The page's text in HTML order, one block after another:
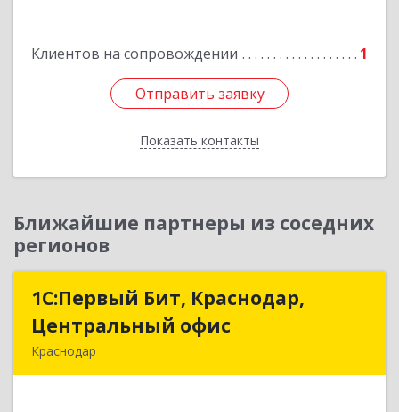
Клиентов на сопровождении 1
Отправить заявку
Показать контакты
Подробнее
Отправить заявку
Назад
Ближайшие партнеры из соседних
регионов
1С:Первый Бит, Краснодар,
Центральный офис
Краснодар
1С:Первый Бит, Краснодар,
Центральный офис